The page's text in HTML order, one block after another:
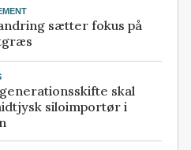
sætter fokus på
skal
siloimportør i